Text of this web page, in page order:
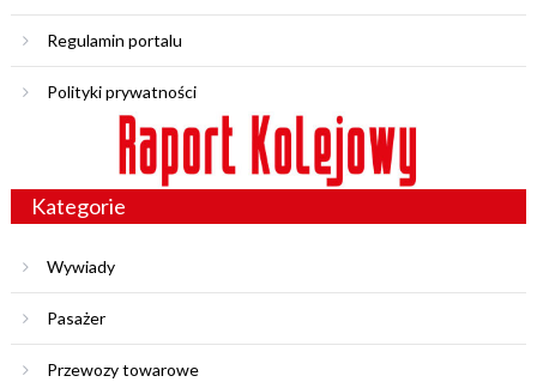
Regulamin portalu
Polityki prywatności
Kategorie
Wywiady
Pasażer
Przewozy towarowe